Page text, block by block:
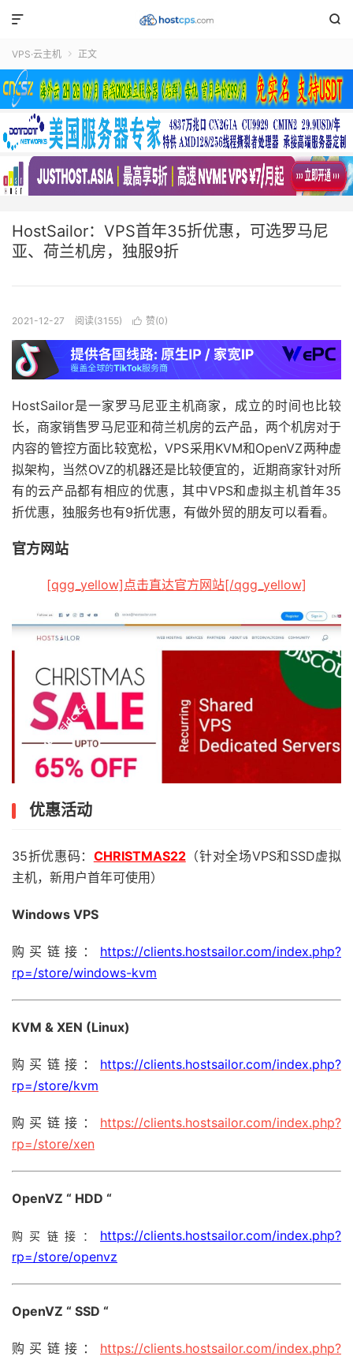


VPS·云主机  正文
HostSailor：VPS首年35折优惠，可选罗马尼
亚、荷兰机房，独服9折
2021-12-27 阅读(3155)  赞(0)
HostSailor是一家罗马尼亚主机商家，成立的时间也比较
长，商家销售罗马尼亚和荷兰机房的云产品，两个机房对于
内容的管控方面比较宽松，VPS采用KVM和OpenVZ两种虚
拟架构，当然OVZ的机器还是比较便宜的，近期商家针对所
有的云产品都有相应的优惠，其中VPS和虚拟主机首年35
折优惠，独服务也有9折优惠，有做外贸的朋友可以看看。
官方网站
[qgg_yellow]点击直达官方网站[/qgg_yellow]
优惠活动
35折优惠码： CHRISTMAS22（针对全场VPS和SSD虚拟
主机，新用户首年可使用）
Windows VPS
购买链接： https://clients.hostsailor.com/index.php?
rp=/store/windows-kvm
KVM & XEN (Linux)
购买链接： https://clients.hostsailor.com/index.php?
rp=/store/kvm
购买链接： https://clients.hostsailor.com/index.php?
rp=/store/xen
OpenVZ “ HDD “
购买链接： https://clients.hostsailor.com/index.php?
rp=/store/openvz
OpenVZ “ SSD “
购买链接： https://clients.hostsailor.com/index.php?